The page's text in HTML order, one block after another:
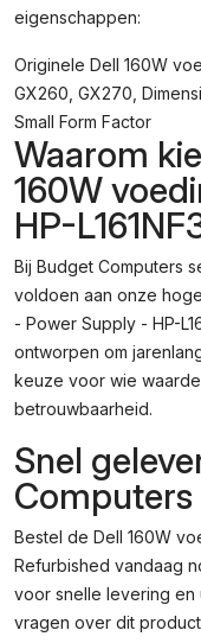
eigenschappen:
Originele Dell 160W
GX260, GX270,
Small Form Factor
Waarom
160W
HP-
Bij Budget Computers
voldoen aan onze
- Power Supply - HP-
ontworpen om
keuze voor wie
betrouwbaarheid.
Snel
Computers
Bestel de Dell 160W
Refurbished vandaag
voor snelle levering en
vragen over dit